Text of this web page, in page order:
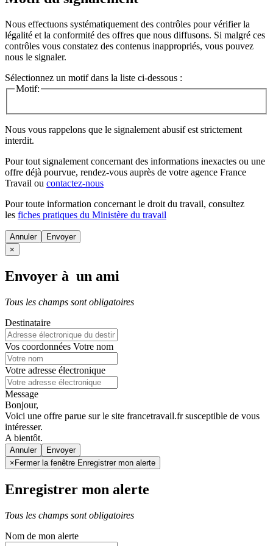
Nous effectuons systématiquement des contrôles pour vérifier la
légalité et la conformité des offres que nous diffusons. Si malgré ces
contrôles vous constatez des contenus inappropriés, vous pouvez
nous le signaler.
Sélectionnez un motif dans la liste ci-dessous :
Motif:
Nous vous rappelons que le signalement abusif est strictement
interdit.
Pour tout signalement concernant des informations inexactes ou une
offre déjà pourvue, rendez-vous auprès de votre agence France
Travail ou contactez-nous
Pour toute information concernant le droit du travail, consultez
les fiches pratiques du Ministère du travail
Annuler
×
Envoyer à un ami
Tous les champs sont obligatoires
Destinataire
Vos coordonnées Votre nom
Votre adresse électronique
Message
Bonjour,
Voici une offre parue sur le site francetravail.fr susceptible de vous
intéresser.
A bientôt.
Annuler
× Fermer la fenêtre Enregistrer mon alerte
Enregistrer mon alerte
Tous les champs sont obligatoires
Nom de mon alerte